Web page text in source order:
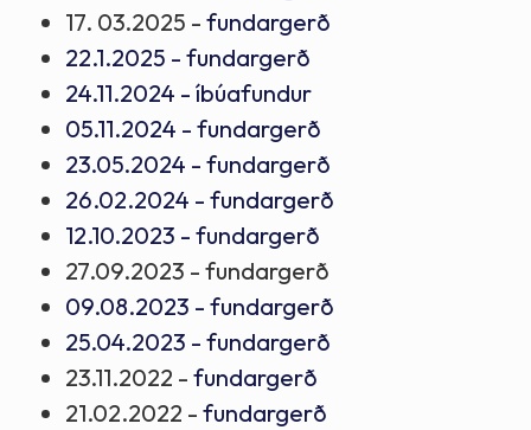
Hverfisráð Öxafjarðar
Notendaráð Norðurþings
Ungmennaráð Norðurþings
Ungmennaráð Norðurþings
Verkefnastjórn Brothættra byggða II
Yfirkjörstjórn í Norðurþingi
Öldungaráð Norðurþings
Bæjarstjórn Norðurþings
Félags- og barnaverndarnefnd Norðurþings
Félagsmálanefnd
Framkvæmda- og hafnanefnd Norðurþings
Framkvæmda- og þjónustunefnd Norðurþings
Framkvæmdanefnd
Fræðslu- og menningarnefnd Norðurþings
Fræðslunefnd
Hafnanefnd
Hafnanefnd Norðurþings
17. 03.2025 - fundargerð
22.1.2025 - fundargerð
24.11.2024 - íbúafundur
05.11.2024 - fundargerð
23.05.2024 - fundargerð
26.02.2024 - fundargerð
12.10.2023 - fundargerð
27.09.2023 - fundargerð
09.08.2023 - fundargerð
25.04.2023 - fundargerð
23.11.2022 - fundargerð
21.02.2022 - fundargerð